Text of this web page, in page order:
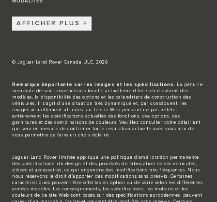
AFFICHER PLUS
© Jaguar Land Rover Canada ULC, 2026
Remarque importante sur les images et les spécifications.
La pénurie
mondiale de semi-conducteurs touche actuellement les spécifications des
modèles, la disponibilité des options et les calendriers de construction des
véhicules. Il s’agit d’une situation très dynamique et, par conséquent, les
images actuellement utilisées sur le site Web peuvent ne pas refléter
entièrement les spécifications actuelles des fonctions, des options, des
garnitures et des combinaisons de couleurs. Veuillez consulter votre détaillant
qui sera en mesure de confirmer toute restriction actuelle avec vous afin de
vous permettre de faire un choix éclairé.
Jaguar Land Rover limitée applique une politique d’amélioration permanente
des spécifications, du design et des procédés de fabrication de ses véhicules,
pièces et accessoires, ce qui engendre des modifications très fréquentes. Nous
nous réservons le droit d’apporter des modifications sans préavis. Certaines
caractéristiques peuvent être offertes en option ou de série selon les différentes
années modèles. Les renseignements, les spécifications, les moteurs et les
couleurs de ce site Web sont basés sur des spécifications européennes, peuvent